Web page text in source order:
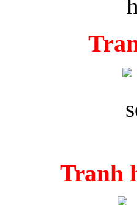
Tranh